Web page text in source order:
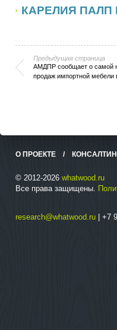
КАРЕЛИЯ
Предыдущая страница
АМДПР сообщает о самой
продаж импортной мебели
О ПРОЕКТЕ /
© 2012-2026 whatwood.ru
Все права защищены.
research@whatwood.ru | +7